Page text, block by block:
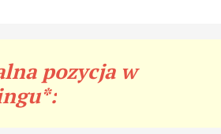
pozycja w